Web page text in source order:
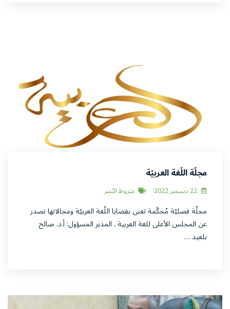
مجلّة اللّغة العربيّة
شروط النّشر
مجلّة فصليّة مُحكّمة تعنى بقضايا اللّغة العربيّة ومجالاتها تصدر
عن المجلس الأعلى للغة العربية . المدير المسؤول: أ.د. صالح
بلعيد …